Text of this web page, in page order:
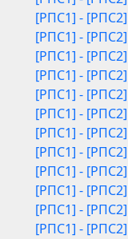
[РПС1] - [РПС2]
[РПС1] - [РПС2]
[РПС1] - [РПС2]
[РПС1] - [РПС2]
[РПС1] - [РПС2]
[РПС1] - [РПС2]
[РПС1] - [РПС2]
[РПС1] - [РПС2]
[РПС1] - [РПС2]
[РПС1] - [РПС2]
[РПС1] - [РПС2]
[РПС1] - [РПС2]